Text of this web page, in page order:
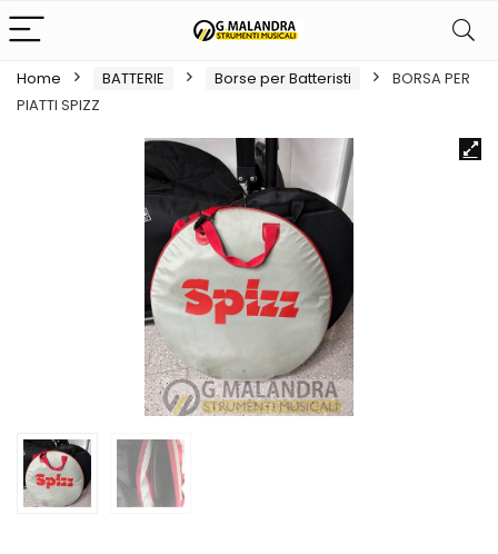
Home BATTERIE Borse per Batteristi
BORSA PER
PIATTI SPIZZ